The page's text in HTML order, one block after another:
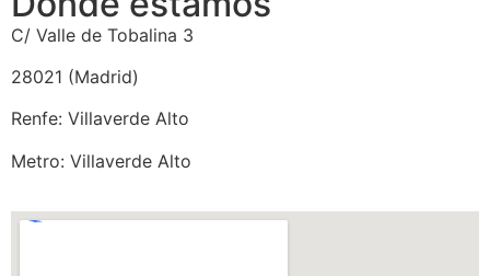
C/ Valle de Tobalina 3
28021 (Madrid)
Renfe: Villaverde Alto
Metro: Villaverde Alto